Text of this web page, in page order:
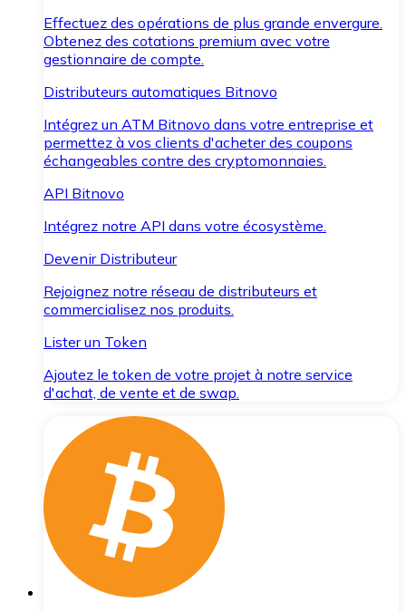
Effectuez des opérations de plus grande envergure.
Obtenez des cotations premium avec votre
gestionnaire de compte.
Distributeurs automatiques Bitnovo
Intégrez un ATM Bitnovo dans votre entreprise et
permettez à vos clients d'acheter des coupons
échangeables contre des cryptomonnaies.
API Bitnovo
Intégrez notre API dans votre écosystème.
Devenir Distributeur
Rejoignez notre réseau de distributeurs et
commercialisez nos produits.
Lister un Token
Ajoutez le token de votre projet à notre service
d'achat, de vente et de swap.